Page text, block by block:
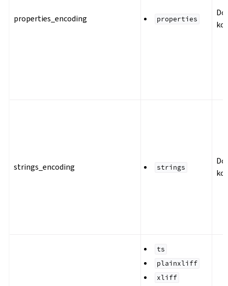
properties_encoding properties
strings_encoding strings
ts
plainxliff
xliff